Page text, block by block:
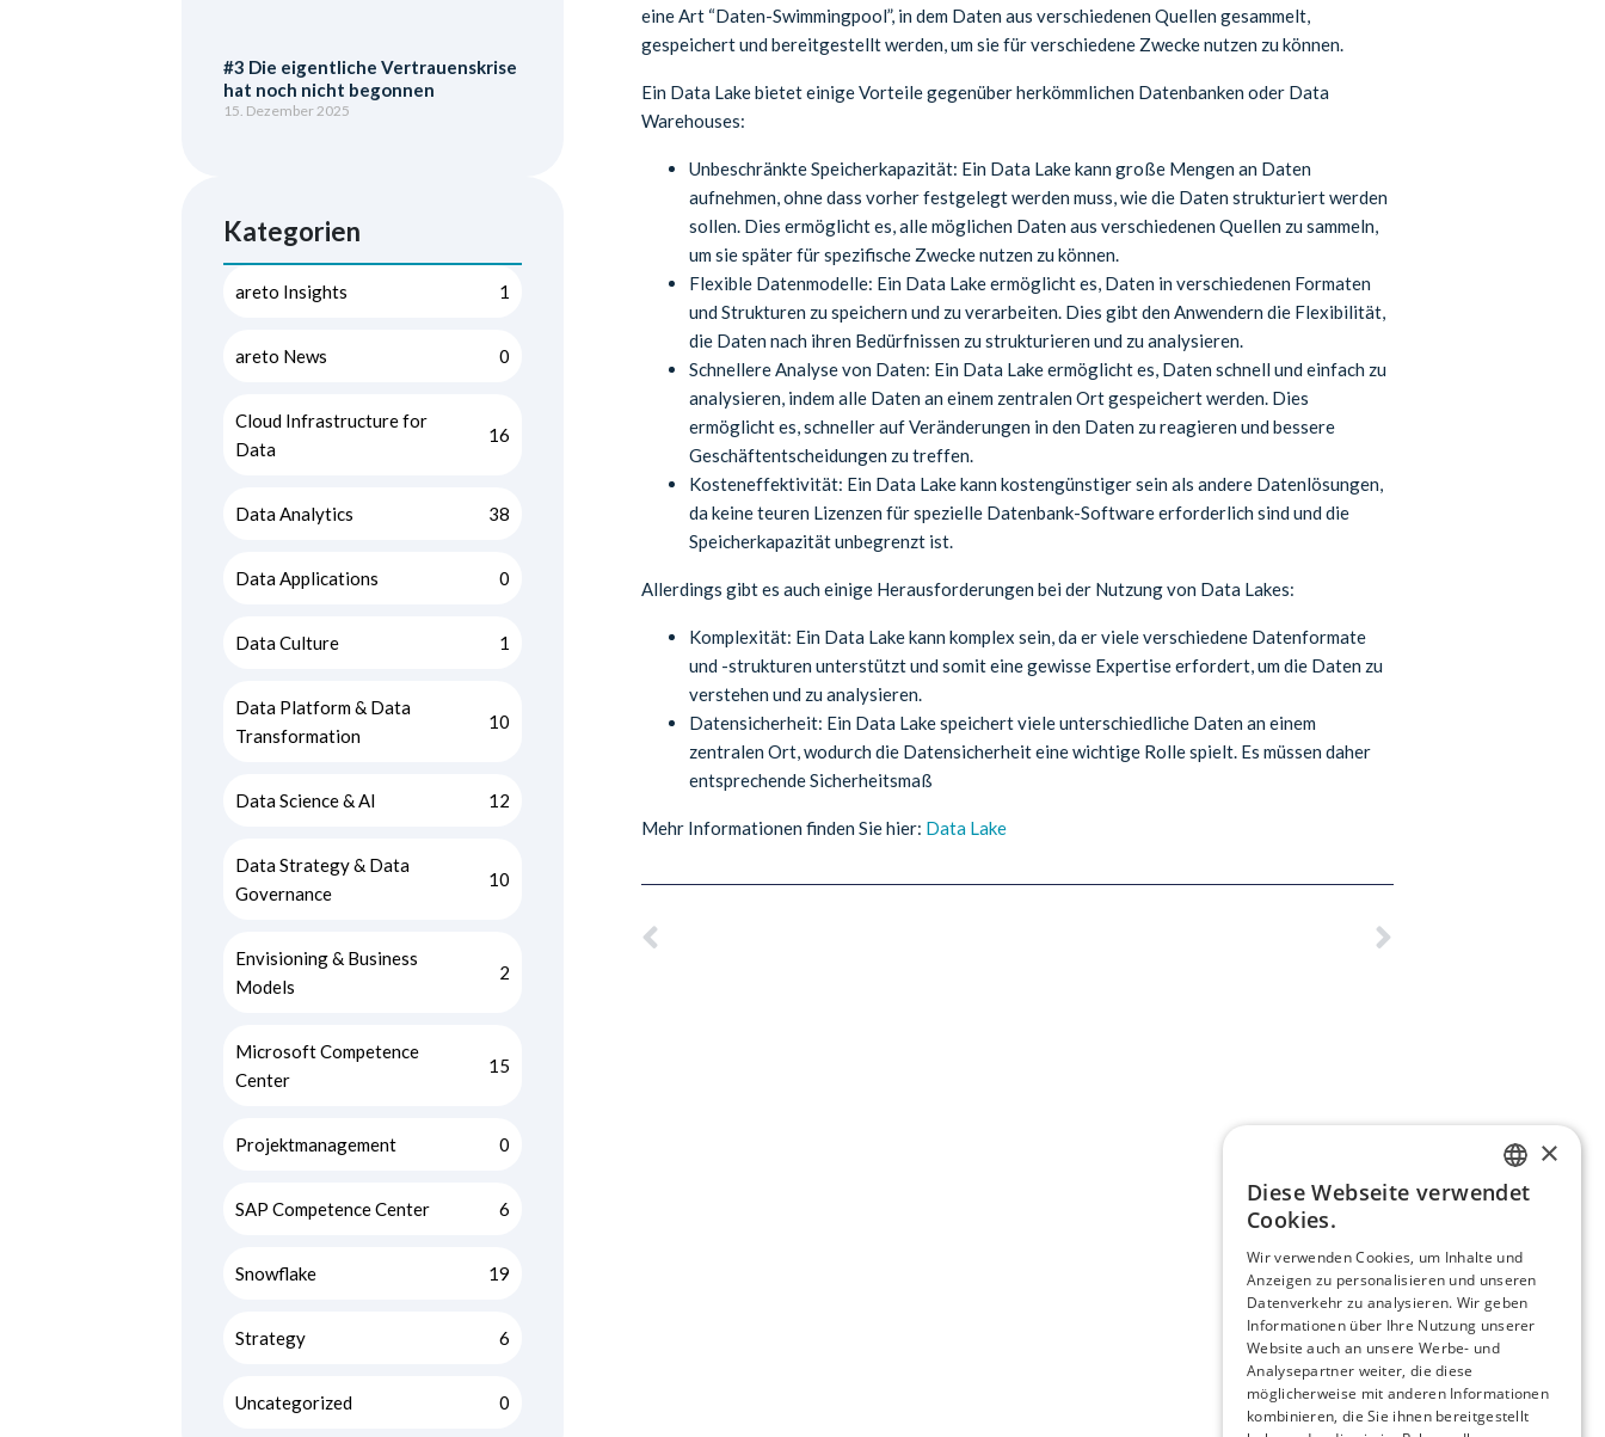
#3 Die eigentliche Vertrauenskrise
hat noch nicht begonnen
15. Dezember 2025
Kategorien
areto Insights 1
areto News 0
Cloud Infrastructure for
Data
16
Data Analytics 38
Data Applications 0
Data Culture 1
Data Platform & Data
Transformation
10
Data Science & AI 12
Data Strategy & Data
Governance
10
Envisioning & Business
Models
2
Microsoft Competence
Center
15
Projektmanagement 0
SAP Competence Center 6
Snowflake 19
Strategy 6
Uncategorized 0
eine Art “Daten-Swimmingpool”, in dem Daten aus verschiedenen Quellen gesammelt,
gespeichert und bereitgestellt werden, um sie für verschiedene Zwecke nutzen zu können.
Ein Data Lake bietet einige Vorteile gegenüber herkömmlichen Datenbanken oder Data
Warehouses:
Unbeschränkte Speicherkapazität: Ein Data Lake kann große Mengen an Daten
aufnehmen, ohne dass vorher festgelegt werden muss, wie die Daten strukturiert werden
sollen. Dies ermöglicht es, alle möglichen Daten aus verschiedenen Quellen zu sammeln,
um sie später für spezifische Zwecke nutzen zu können.
Flexible Datenmodelle: Ein Data Lake ermöglicht es, Daten in verschiedenen Formaten
und Strukturen zu speichern und zu verarbeiten. Dies gibt den Anwendern die Flexibilität,
die Daten nach ihren Bedürfnissen zu strukturieren und zu analysieren.
Schnellere Analyse von Daten: Ein Data Lake ermöglicht es, Daten schnell und einfach zu
analysieren, indem alle Daten an einem zentralen Ort gespeichert werden. Dies
ermöglicht es, schneller auf Veränderungen in den Daten zu reagieren und bessere
Geschäftentscheidungen zu treffen.
Kosteneffektivität: Ein Data Lake kann kostengünstiger sein als andere Datenlösungen,
da keine teuren Lizenzen für spezielle Datenbank-Software erforderlich sind und die
Speicherkapazität unbegrenzt ist.
Allerdings gibt es auch einige Herausforderungen bei der Nutzung von Data Lakes:
Komplexität: Ein Data Lake kann komplex sein, da er viele verschiedene Datenformate
und -strukturen unterstützt und somit eine gewisse Expertise erfordert, um die Daten zu
verstehen und zu analysieren.
Datensicherheit: Ein Data Lake speichert viele unterschiedliche Daten an einem
zentralen Ort, wodurch die Datensicherheit eine wichtige Rolle spielt. Es müssen daher
entsprechende Sicherheitsmaß
Mehr Informationen finden Sie hier: Data Lake
GERMAN
×
Diese Webseite verwendet
Cookies.
Wir verwenden Cookies, um Inhalte und
Anzeigen zu personalisieren und unseren
Datenverkehr zu analysieren. Wir geben
Informationen über Ihre Nutzung unserer
Website auch an unsere Werbe- und
Analysepartner weiter, die diese
möglicherweise mit anderen Informationen
kombinieren, die Sie ihnen bereitgestellt